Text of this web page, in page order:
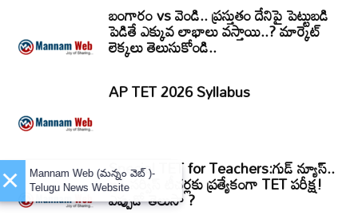
బంగారం vs వెండి.. ప్రస్తుతం దేనిపై పెట్టుబడి
పెడితే ఎక్కువ లాభాలు వస్తాయి..? మార్కెట్
లెక్కలు తెలుసుకోండి..
AP TET 2026 Syllabus
Special TET for Teachers:గుడ్ న్యూస్..
ఇన్ సర్వీస్ టీచర్లకు ప్రత్యేకంగా TET పరీక్ష!
ఎప్పుడో తెలుసా ?
×
Mannam Web (మన్నం వెబ్ )-
Telugu News Website